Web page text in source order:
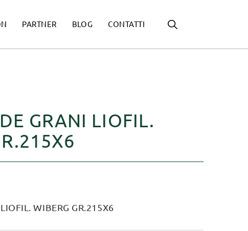
PARTNER BLOG CONTATTI
GRANI LIOFIL.
WIBERG GR.215X6